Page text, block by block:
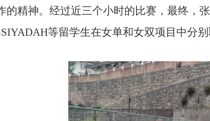
的精神。 经过近三个小时的比赛 ，最终，
等留学生在女单和女双项目中分别